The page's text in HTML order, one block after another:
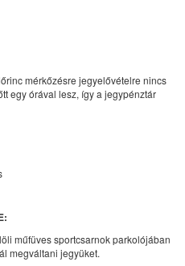
mérkőzésre jegyelővételre nincs
egy órával lesz, így a jegypénztár
műfüves sportcsarnok parkolójában
megváltani jegyüket.